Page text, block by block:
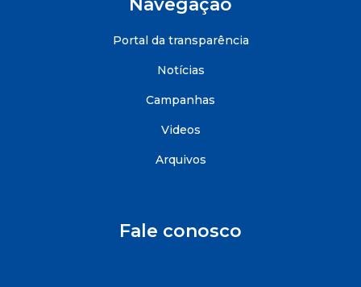
Navegação
Portal da transparência
Notícias
Campanhas
Videos
Arquivos
Fale conosco